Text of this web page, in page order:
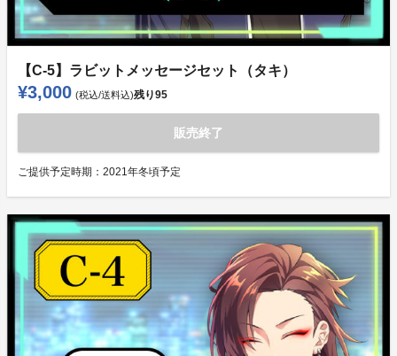
【C-5】ラビットメッセージセット（タキ）
¥3,000 (税込/送料込)残り95
販売終了
ご提供予定時期： 2021年冬頃予定